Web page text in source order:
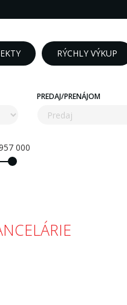
RÝCHLY VÝKUP
PREDAJ/PRENÁJOM
000